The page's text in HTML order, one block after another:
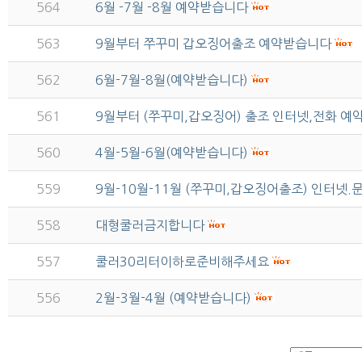
564 6월 -7월 -8월 예약받습니다
563 9월부터 쭈꾸미 갑오징어출조 예약받습니다
562 6월-7월-8월(예약받습니다)
561 9월부터 (쭈꾸미,갑오징어) 출조 인터넷,전화 예
560 4월-5월-6월(예약받습니다)
559 9월-10월-11월 (쭈꾸미,갑오징어출조) 인터넷.
558 대형쿨러금지합니다
557 쿨러30리터이하로준비해주세요
556 2월-3월-4월 (예약받습니다)